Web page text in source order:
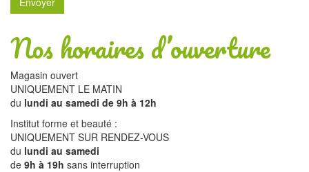
Nos horaires d’ouverture
Magasin ouvert
UNIQUEMENT LE MATIN
du lundi au samedi de 9h à 12h
Institut forme et beauté :
UNIQUEMENT SUR RENDEZ-VOUS
du lundi au samedi
de 9h à 19h sans interruption